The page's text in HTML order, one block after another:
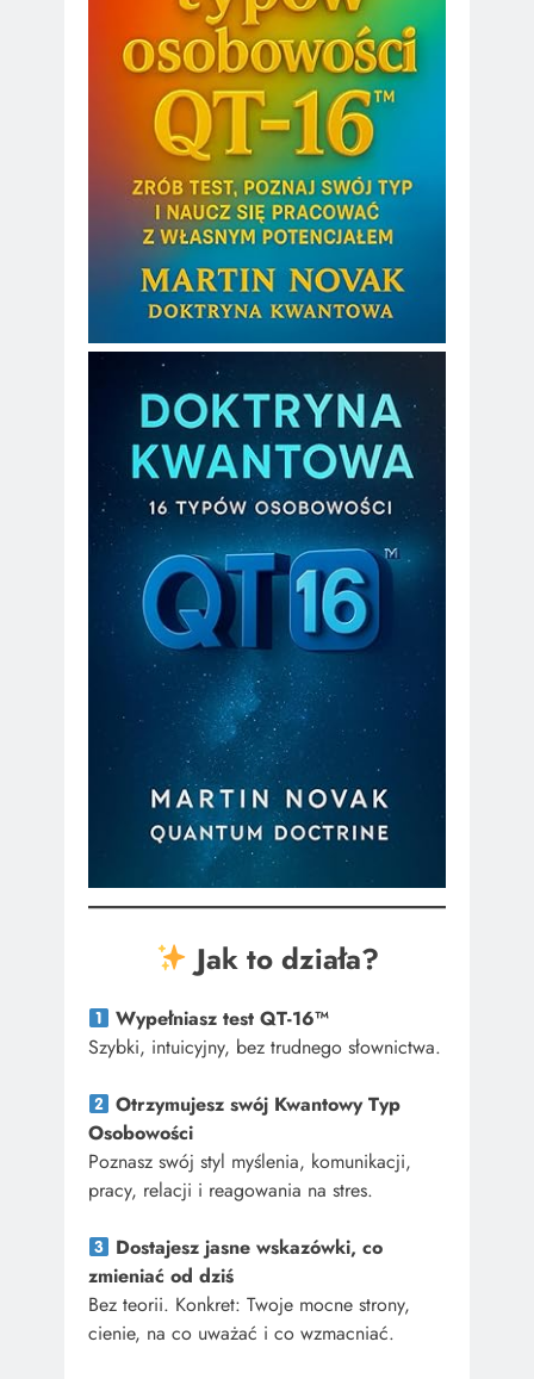
Jak to działa?
Wypełniasz test QT-16™
Szybki, intuicyjny, bez trudnego słownictwa.
Otrzymujesz swój Kwantowy Typ
Osobowości
Poznasz swój styl myślenia, komunikacji,
pracy, relacji i reagowania na stres.
Dostajesz jasne wskazówki, co
zmieniać od dziś
Bez teorii. Konkret: Twoje mocne strony,
cienie, na co uważać i co wzmacniać.